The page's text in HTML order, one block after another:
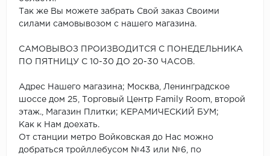
Так же Вы можете забрать Свой заказ Своими
силами самовывозом с нашего магазина.
САМОВЫВОЗ ПРОИЗВОДИТСЯ С ПОНЕДЕЛЬНИКА
ПО ПЯТНИЦУ С 10-30 ДО 20-30 ЧАСОВ.
Адрес Нашего магазина; Москва, Ленинградское
шоссе дом 25, Торговый Центр Family Room, второй
этаж., Магазин Плитки; КЕРАМИЧЕСКИЙ БУМ;
Как к Нам доехать.
От станции метро Войковская до Нас можно
добраться тройллебусом №43 или №6, по